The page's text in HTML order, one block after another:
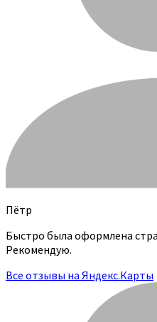
Пётр
Быстро была оформлена
Рекомендую.
Все отзывы на Яндекс.Карты